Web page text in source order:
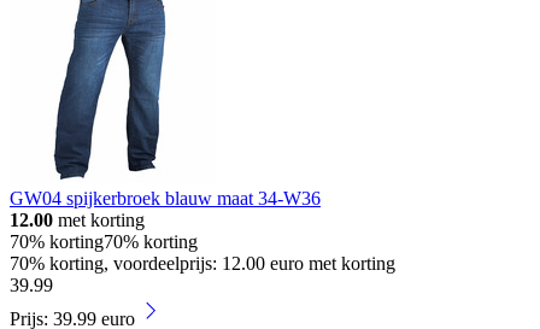
GW04 spijkerbroek blauw maat 34-W36
12.00 met korting
70% korting70% korting
70% korting, voordeelprijs: 12.00 euro met korting
39.99
Prijs: 39.99 euro